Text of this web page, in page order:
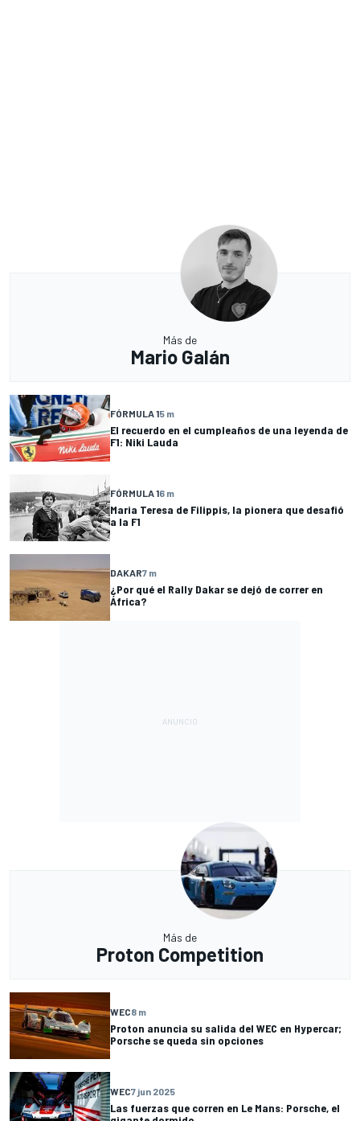
Más de
Mario Galán
FÓRMULA 15 m
El recuerdo en el cumpleaños de una leyenda de
F1: Niki Lauda
FÓRMULA 16 m
Maria Teresa de Filippis, la pionera que desafió
a la F1
DAKAR7 m
¿Por qué el Rally Dakar se dejó de correr en
África?
Más de
Proton Competition
WEC8 m
Proton anuncia su salida del WEC en Hypercar;
Porsche se queda sin opciones
WEC7 jun 2025
Las fuerzas que corren en Le Mans: Porsche, el